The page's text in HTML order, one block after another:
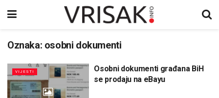
Oznaka: osobni dokumenti
VIJESTI
Osobni dokumenti građana BiH
se prodaju na eBayu